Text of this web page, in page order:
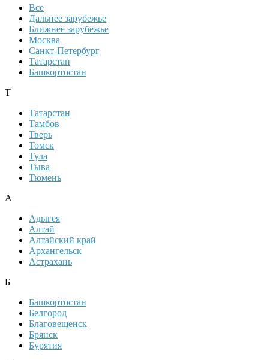
Все
Дальнее зарубежье
Ближнее зарубежье
Москва
Санкт-Петербург
Татарстан
Башкортостан
Т
Татарстан
Тамбов
Тверь
Томск
Тула
Тыва
Тюмень
А
Адыгея
Алтай
Алтайский край
Архангельск
Астрахань
Б
Башкортостан
Белгород
Благовещенск
Брянск
Бурятия